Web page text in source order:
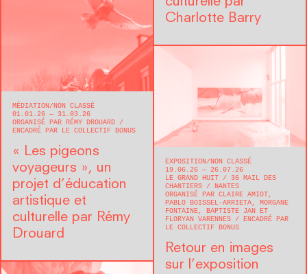
Charlotte Barry
MÉDIATION
NON CLASSÉ
01.01.26 — 31.03.26
ORGANISÉ PAR RÉMY DROUARD
ENCADRÉ PAR LE COLLECTIF BONUS
« Les pigeons
voyageurs », un
projet d’éducation
artistique et
culturelle par Rémy
Drouard
EXPOSITION NON CLASSÉ
19.06.26 — 26.07.26
LE GRAND HUIT
36 MAIL DES
CHANTIERS
NANTES
ORGANISÉ PAR CLAIRE AMIOT,
PABLO BOISSEL-ARRIETA, MORGANE
FONTAINE, BAPTISTE JAN ET
FLORYAN VARENNES
ENCADRÉ PAR
LE COLLECTIF BONUS
Retour en images
sur l’exposition